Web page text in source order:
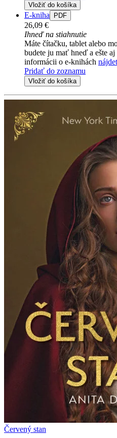
Vložiť do košíka
E-kniha PDF
26,09 €
Ihneď na stiahnutie
Máte čítačku, tablet alebo
budete ju mať hneď a ešte
informácii o e-knihách
Pridať do zoznamu
Vložiť do košíka
Červený stan